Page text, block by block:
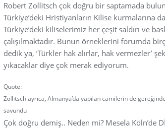
Robert Zollitsch çok doğru bir saptamada
Türkiye’deki Hristiyanların Kilise kurmalarına
Türkiye’deki kiliselerimiz her çeşit saldırı ve
çalışılmaktadır. Bunun örneklerini forumda
dedik ya, ‘Türkler hak alırlar, hak vermezler’
yıkacaklar diye çok merak ediyorum.
Quote:
Zollitsch ayrıca, Almanya’da yapılan camilerin de
savundu
Çok doğru demiş.. Neden mi? Mesela Köln’de